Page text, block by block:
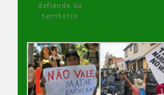
defiende su
territorio